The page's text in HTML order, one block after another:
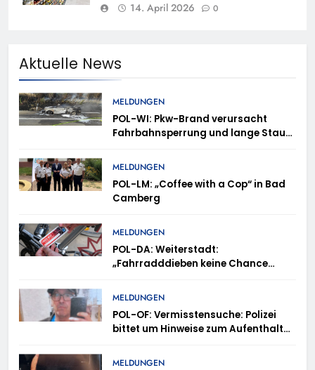
14. April 2026 0
Aktuelle News
MELDUNGEN
POL-WI: Pkw-Brand verursacht
Fahrbahnsperrung und lange Staus
MELDUNGEN
POL-LM: „Coffee with a Cop“ in Bad
Camberg
MELDUNGEN
POL-DA: Weiterstadt:
„Fahrradddieben keine Chance
Anmeldung erforderlich
MELDUNGEN
POL-OF: Vermisstensuche: Polizei
bittet um Hinweise zum Aufenthalt
MELDUNGEN